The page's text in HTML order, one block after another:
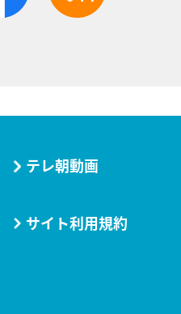
テレ朝動画
サイト利用規約